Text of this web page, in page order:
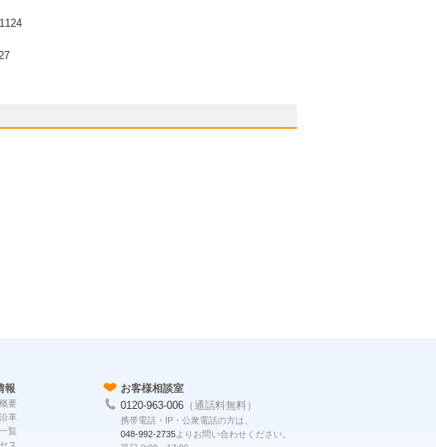
報
要
革
覧
ス
お客様相談室
0120-963-006 （通話料無料）
携帯電話・IP・公衆電話の方は、
048-992-2735よりお問い合わせください。